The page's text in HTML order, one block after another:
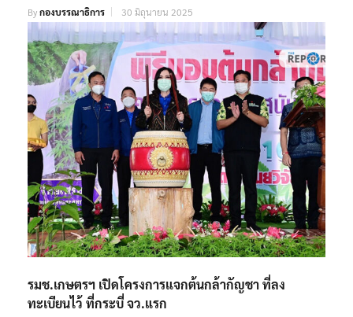
Byกองบรรณาธิการ 30 มิถุนายน 2025
รมช.เกษตรฯ เปิดโครงการแจกต้นกล้ากัญชา ที่ลง
ทะเบียนไว้ ที่กระบี่ จว.แรก